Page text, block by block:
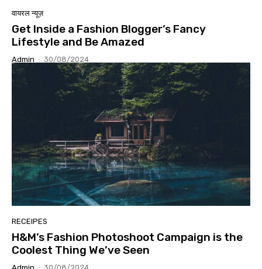
वायरल न्यूज़
Get Inside a Fashion Blogger’s Fancy
Lifestyle and Be Amazed
Admin - 30/08/2024
RECEIPES
H&M’s Fashion Photoshoot Campaign is the
Coolest Thing We’ve Seen